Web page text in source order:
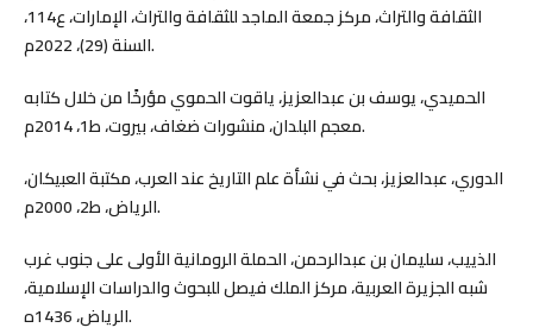
الثقافة والتراث، مركز جمعة الماجد للثقافة والتراث، الإمارات، ع114،
السنة (29)، 2022م.
الحميدي، يوسف بن عبدالعزيز، ياقوت الحموي مؤرخًا من خلال كتابه
معجم البلدان، منشورات ضغاف، بيروت، ط1، 2014م.
الدوري، عبدالعزيز، بحث في نشأة علم التاريخ عند العرب، مكتبة العبيكان،
الرياض، ط2، 2000م.
الذييب، سليمان بن عبدالرحمن، الحملة الرومانية الأولى على جنوب غرب
شبه الجزيرة العربية، مركز الملك فيصل للبحوث والدراسات الإسلامية،
الرياض، 1436ه.